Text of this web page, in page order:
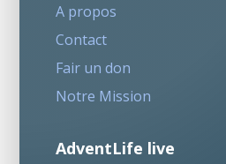
A propos
Contact
Fair un don
Notre Mission
AdventLife live